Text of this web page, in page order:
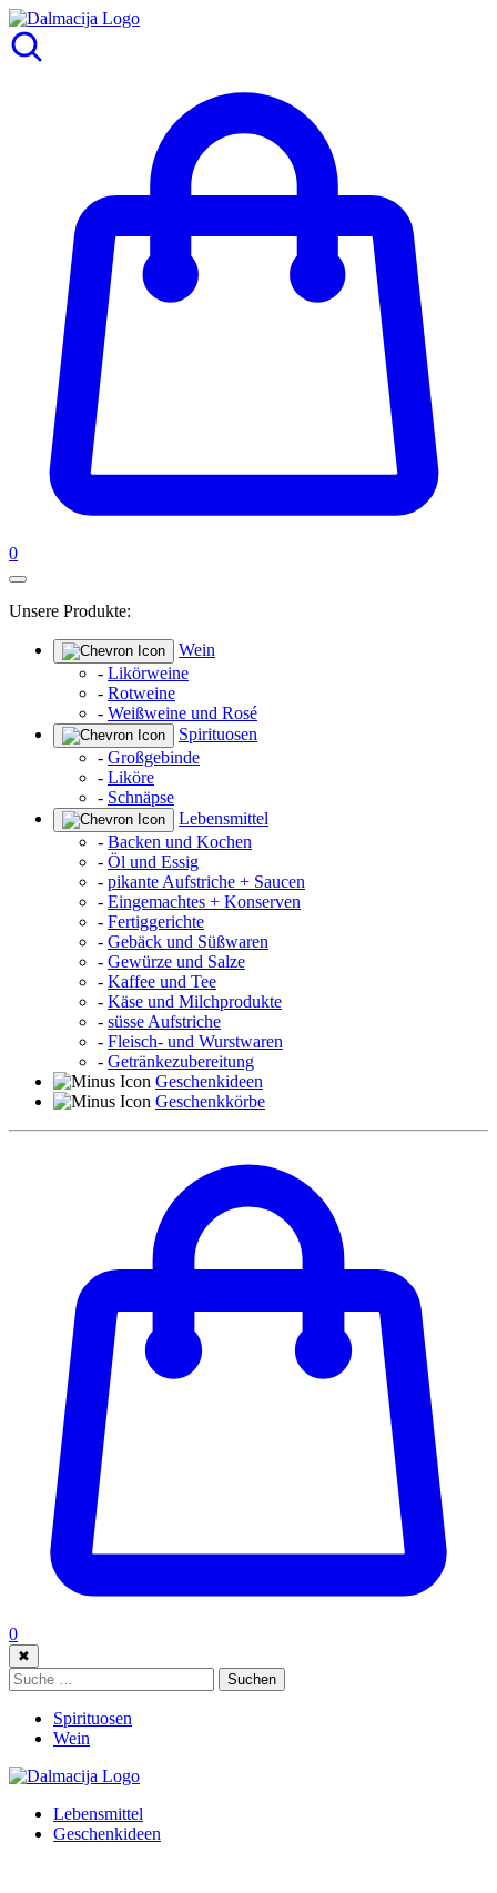
0
Unsere Produkte:
Wein
- Likörweine
- Rotweine
- Weißweine und Rosé
Spirituosen
- Großgebinde
- Liköre
- Schnäpse
Lebensmittel
- Backen und Kochen
- Öl und Essig
- pikante Aufstriche + Saucen
- Eingemachtes + Konserven
- Fertiggerichte
- Gebäck und Süßwaren
- Gewürze und Salze
- Kaffee und Tee
- Käse und Milchprodukte
- süsse Aufstriche
- Fleisch- und Wurstwaren
- Getränkezubereitung
Geschenkideen
Geschenkkörbe
0
✖
Suche: Suchen
Spirituosen
Wein
Lebensmittel
Geschenkideen